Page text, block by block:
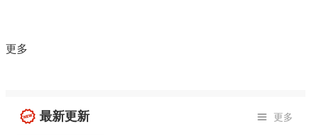
更多
最新更新  更多